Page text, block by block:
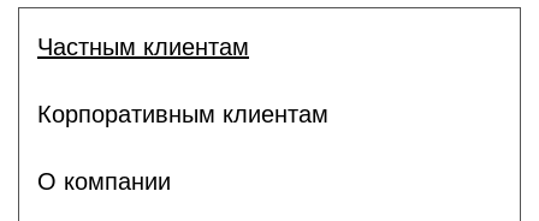
Частным клиентам
Корпоративным клиентам
О компании